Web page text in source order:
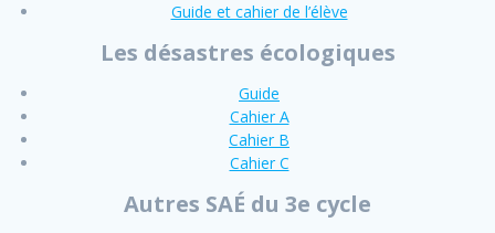
Guide et cahier de l’élève
Les désastres écologiques
Guide
Cahier A
Cahier B
Cahier C
Autres SAÉ du 3e cycle